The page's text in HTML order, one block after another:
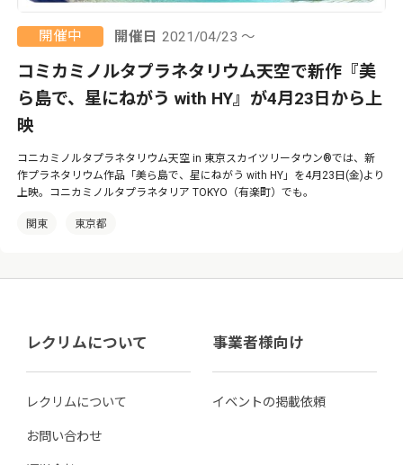
開催中 開催日 2021/04/23 ～
コミカミノルタプラネタリウム天空で新作『美
ら島で、星にねがう with HY』が4月23日から上
映
コニカミノルタプラネタリウム天空 in 東京スカイツリータウン®では、新
作プラネタリウム作品「美ら島で、星にねがう with HY」を4月23日(金)より
上映。コニカミノルタプラネタリア TOKYO（有楽町）でも。
関東 東京都
レクリムについて
レクリムについて
お問い合わせ
事業者様向け
イベントの掲載依頼